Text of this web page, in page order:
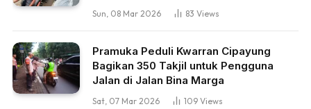
Sun, 08 Mar 2026 83 Views
Pramuka Peduli Kwarran Cipayung
Bagikan 350 Takjil untuk Pengguna
Jalan di Jalan Bina Marga
Sat, 07 Mar 2026 109 Views